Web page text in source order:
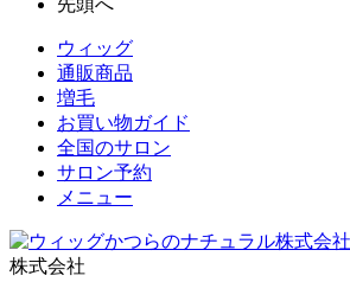
先頭へ
ウィッグ
通販商品
増毛
お買い物ガイド
全国のサロン
サロン予約
メニュー
株式会社